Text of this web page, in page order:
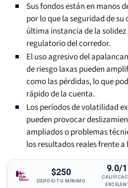
Sus fondos están en manos
por lo que la seguridad de su
última instancia de la
regulatorio del corredor.
El uso agresivo del
de riesgo laxas pueden
como las pérdidas, lo que
rápido de la cuenta.
Los períodos de volatilidad
pueden provocar
ampliados o problemas
los resultados reales frente a
$250
DEPÓSITO MÍNIMO
9.0/